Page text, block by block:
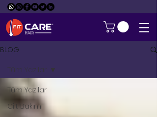
BLOG
Tüm Yazılar
Cilt Bakımı
Tüm Yazılar